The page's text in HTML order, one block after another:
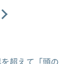
超えて「頭の